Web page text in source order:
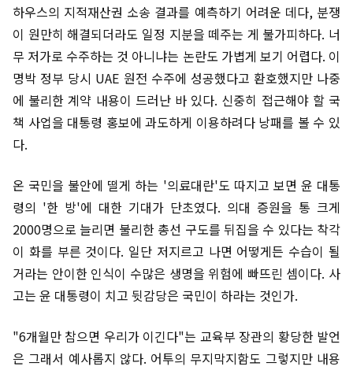
하우스의 지적재산권 소송 결과를 예측하기 어려운 데다, 분쟁
이 원만히 해결되더라도 일정 지분을 떼주는 게 불가피하다. 너
무 저가로 수주하는 것 아니냐는 논란도 가볍게 보기 어렵다. 이
명박 정부 당시 UAE 원전 수주에 성공했다고 환호했지만 나중
에 불리한 계약 내용이 드러난 바 있다. 신중히 접근해야 할 국
책 사업을 대통령 홍보에 과도하게 이용하려다 낭패를 볼 수 있
다.
온 국민을 불안에 떨게 하는 '의료대란'도 따지고 보면 윤 대통
령의 '한 방'에 대한 기대가 단초였다. 의대 증원을 통 크게
2000명으로 늘리면 불리한 총선 구도를 뒤집을 수 있다는 착각
이 화를 부른 것이다. 일단 저지르고 나면 어떻게든 수습이 될
거라는 안이한 인식이 수많은 생명을 위험에 빠뜨린 셈이다. 사
고는 윤 대통령이 치고 뒷감당은 국민이 하라는 것인가.
"6개월만 참으면 우리가 이긴다"는 교육부 장관의 황당한 발언
은 그래서 예사롭지 않다. 어투의 무지막지함도 그렇지만 내용